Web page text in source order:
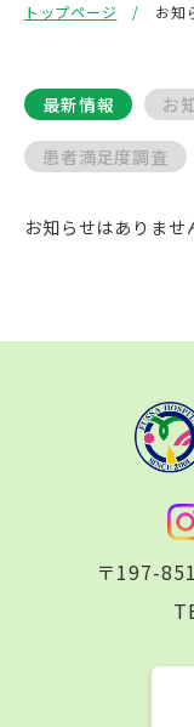
トップページ お知
最新情報 お
患者満足度調査
お知らせはありませ
〒197-